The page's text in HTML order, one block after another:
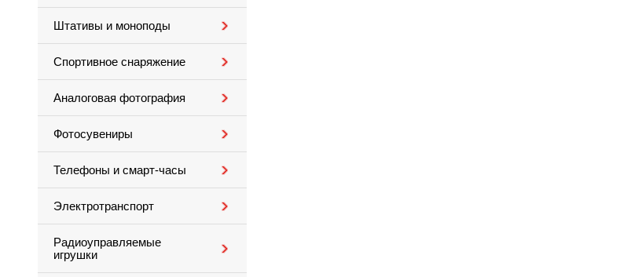
Штативы и моноподы
Спортивное снаряжение
Аналоговая фотография
Фотосувениры
Телефоны и смарт-часы
Электротранспорт
Радиоуправляемые
игрушки